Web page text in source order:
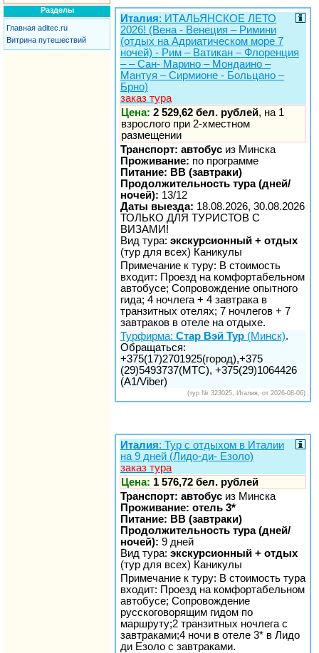
Разделы
Главная aditec.ru
Витрина путешествий
Италия: ИТАЛЬЯНСКОЕ ЛЕТО
2026! (Вена - Венеция – Римини
(отдых на Адриатическом море 7
ночей) - Рим – Ватикан – Флоренция
– – Сан- Марино – Мондаино –
Мантуя – Сирмионе - Больцано –
Брно)
заказ тура
Цена: 2 529,62 бел. рублей, на 1
взрослого при 2-хместном
размещении
Транспорт: автобус из Минска
Проживание: по программе
Питание: BB (завтраки)
Продолжительность тура (дней/
ночей): 13/12
Даты выезда: 18.08.2026, 30.08.2026
ТОЛЬКО ДЛЯ ТУРИСТОВ С
ВИЗАМИ!
Вид тура: экскурсионный + отдых
(тур для всех) Каникулы
Примечание к туру: В стоимость
входит: Проезд на комфортабельном
автобусе; Сопровождение опытного
гида; 4 ночлега + 4 завтрака в
транзитных отелях; 7 ночлегов + 7
завтраков в отеле на отдыхе.
Турфирма: Стар Вэй Тур (Минск).
Обращаться:
+375(17)2701925(город),+375
(29)5493737(МТС), +375(29)1064426
(A1/Viber)
(тур № 323025, Италия, от 2026-08-06)
Италия: Тур с отдыхом в Италии
на 9 дней (Лидо-ди- Езоло)
заказ тура
Цена: 1 576,72 бел. рублей
Транспорт: автобус из Минска
Проживание: отель 3*
Питание: BB (завтраки)
Продолжительность тура (дней/
ночей): 9 дней
Вид тура: экскурсионный + отдых
(тур для всех) Каникулы
Примечание к туру: В стоимость тура
входит: Проезд на комфортабельном
автобусе; Сопровождение
русскоговорящим гидом по
маршруту;2 транзитных ночлега с
завтраками;4 ночи в отеле 3* в Лидо
ди Езоло c завтраками.